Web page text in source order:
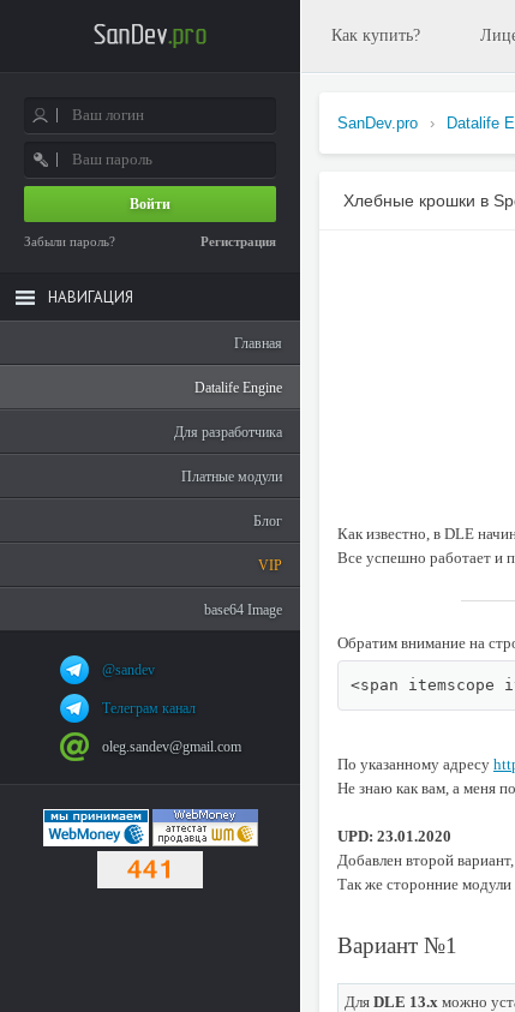
Как купить?
SanDev.pro › Datalife
Хлебные крошки в
Как известно, в DLE
Все успешно работает и
Обратим внимание на
<span itemscope
По указанному адресу
Не знаю как вам, а меня
UPD: 23.01.2020
Добавлен второй
Так же сторонние
Вариант №1
Для DLE 13.x можно
Войти
Регистрация
Забыли пароль?
НАВИГАЦИЯ
Главная
Datalife Engine
Для разработчика
Платные модули
Блог
VIP
base64 Image
@sandev
Телеграм канал
oleg.sandev@gmail.com